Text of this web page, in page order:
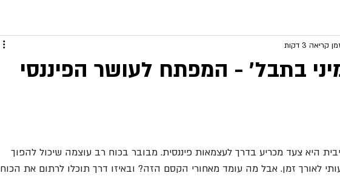
בתבל׳ - המפתח לעושר הפיננסי
קריאה 3 דקות
היא צעד מכריע בדרך לעצמאות פיננסית. מבובר בכוח רב עוצמה שיכול להפוך
לאורך זמן. אבל מה עומד מאחורי הקסם הזה? ובאיזו דרך תוכלו לרתום את הכוח